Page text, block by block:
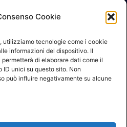
Cookie
utilizziamo tecnologie come i cookie
informazioni del dispositivo. Il
di elaborare dati come il
unici su questo sito. Non
può influire negativamente su alcune
(sito)
(soci)
(moduli)